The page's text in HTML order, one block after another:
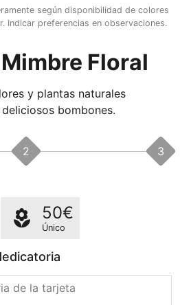
según disponibilidad de colores
Indicar preferencias en observaciones.
Floral
y plantas naturales
bombones.
2 3
50€
Único